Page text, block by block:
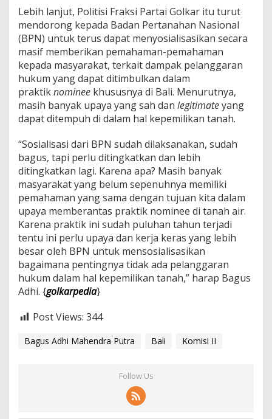
i
M
a
s
y
a
r
a
k
a
B
a
l
i
H
a
u
s
T
a
h
u
D
k
Lebih lanjut, Politisi Fraksi Partai Golkar itu turut
mendorong kepada Badan Pertanahan Nasional
(BPN) untuk terus dapat menyosialisasikan secara
masif memberikan pemahaman-pemahaman
kepada masyarakat, terkait dampak pelanggaran
hukum yang dapat ditimbulkan dalam
praktiknominee khususnya di Bali. Menurutnya,
masih banyak upaya yang sah dan legitimateyang
dapat ditempuh di dalam hal kepemilikan tanah.
“Sosialisasi dari BPN sudah dilaksanakan, sudah
bagus, tapi perlu ditingkatkan dan lebih
ditingkatkan lagi. Karena apa? Masih banyak
masyarakat yang belum sepenuhnya memiliki
pemahaman yang sama dengan tujuan kita dalam
upaya memberantas praktik nominee di tanah air.
Karena praktik ini sudah puluhan tahun terjadi
tentu ini perlu upaya dan kerja keras yang lebih
besar oleh BPN untuk mensosialisasikan
bagaimana pentingnya tidak ada pelanggaran
hukum dalam hal kepemilikan tanah,” harap Bagus
Adhi. {golkarpedia}
Post Views: 344
Bagus Adhi Mahendra Putra Bali Komisi II
Follow Us